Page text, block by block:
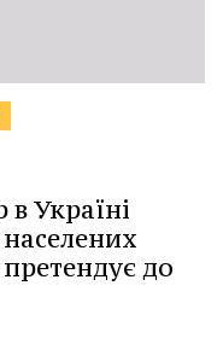
Україні
до